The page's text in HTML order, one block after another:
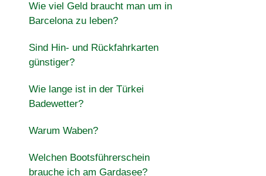
Wie viel Geld braucht man um in
Barcelona zu leben?
Sind Hin- und Rückfahrkarten
günstiger?
Wie lange ist in der Türkei
Badewetter?
Warum Waben?
Welchen Bootsführerschein
brauche ich am Gardasee?